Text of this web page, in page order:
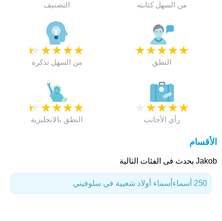
التصنيف من السهل كتابته
★
★
★
★
★
من السهل تذكره
★
★
★
★
★
النطق
★
★
★
★
★
النطق بالانجليزية
★
★
★
★
رأي الأجانب
الأقسام
Jakob يحدث فى الفئات التالية
أسماء أولاد شعبية في سلوفيني 250 أسماء